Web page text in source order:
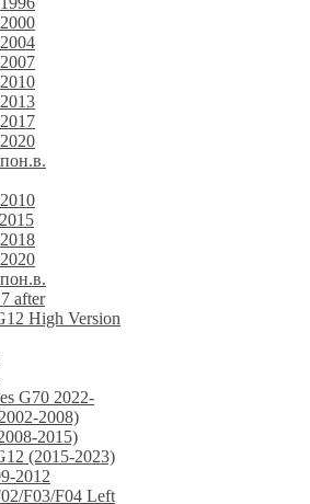
after
High Version
G70 2022-
2008)
2015)
(2015-2023)
2012
F03/F04 Left